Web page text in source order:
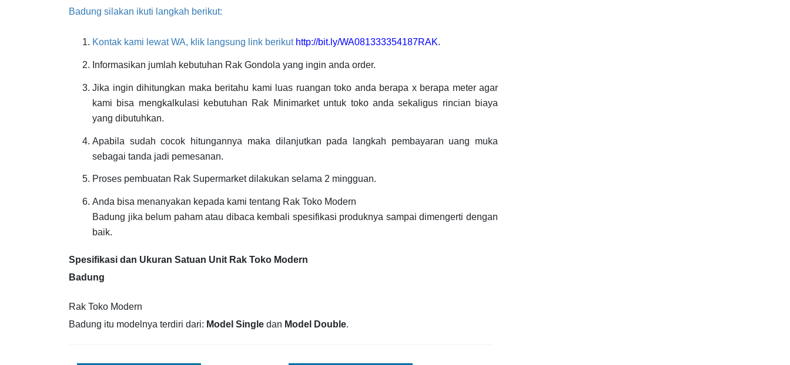
Badung silakan ikuti langkah berikut:
Kontak kami lewat WA, klik langsung link berikut http://bit.ly/WA081333354187RAK.
Informasikan jumlah kebutuhan Rak Gondola yang ingin anda order.
Jika ingin dihitungkan maka beritahu kami luas ruangan toko anda berapa x berapa meter agar
kami bisa mengkalkulasi kebutuhan Rak Minimarket untuk toko anda sekaligus rincian biaya
yang dibutuhkan.
Apabila sudah cocok hitungannya maka dilanjutkan pada langkah pembayaran uang muka
sebagai tanda jadi pemesanan.
Proses pembuatan Rak Supermarket dilakukan selama 2 mingguan.
Anda bisa menanyakan kepada kami tentang Rak Toko Modern
Badung jika belum paham atau dibaca kembali spesifikasi produknya sampai dimengerti dengan
baik.
Spesifikasi dan Ukuran Satuan Unit Rak Toko Modern
Badung
Rak Toko Modern
Badung itu modelnya terdiri dari: Model Single dan Model Double.